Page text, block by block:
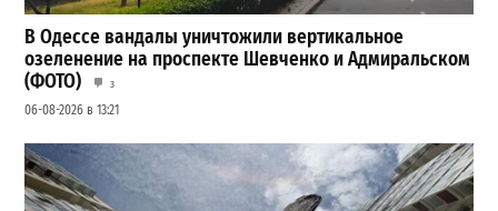
В Одессе вандалы уничтожили вертикальное
озеленение на проспекте Шевченко и Адмиральском
(ФОТО)
3
06-08-2026 в 13:21